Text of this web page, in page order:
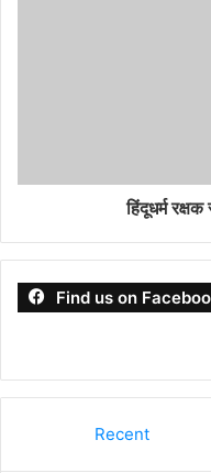
हिंदूधर्म
Find us on
Recent